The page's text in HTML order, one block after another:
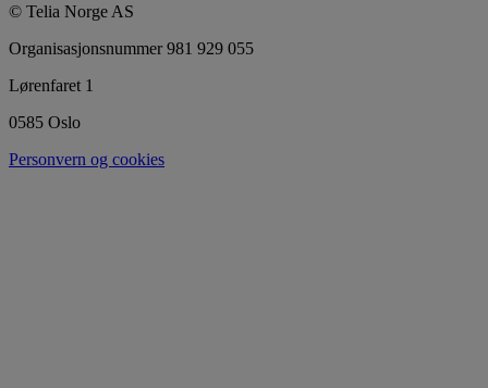
© Telia Norge AS
Organisasjonsnummer 981 929 055
Lørenfaret 1
0585 Oslo
Personvern og cookies